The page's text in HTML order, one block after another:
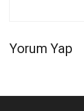
Yorum Yap